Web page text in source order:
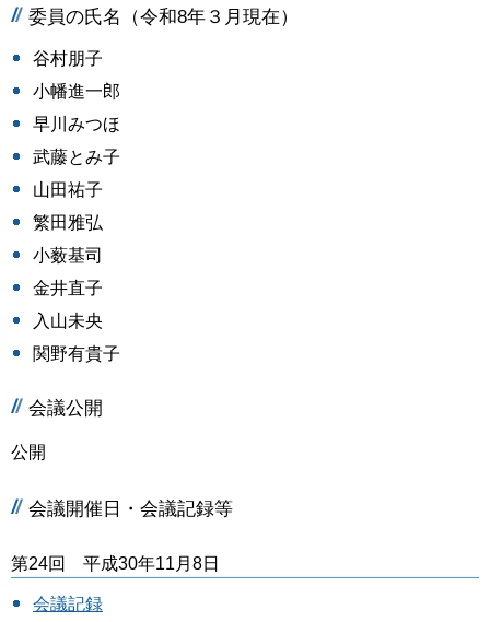
委員の氏名（令和8年３月現在）
谷村朋子
小幡進一郎
早川みつほ
武藤とみ子
山田祐子
繁田雅弘
小薮基司
金井直子
入山未央
関野有貴子
会議公開
公開
会議開催日・会議記録等
第24回 平成30年11月8日
会議記録